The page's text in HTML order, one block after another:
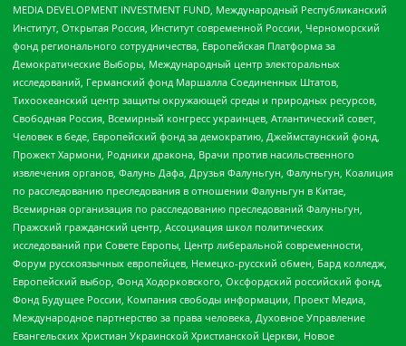
MEDIA DEVELOPMENT INVESTMENT FUND, Международный Республиканский
Институт, Открытая Россия, Институт современной России, Черноморский
фонд регионального сотрудничества, Европейская Платформа за
Демократические Выборы, Международный центр электоральных
исследований, Германский фонд Маршалла Соединенных Штатов,
Тихоокеанский центр защиты окружающей среды и природных ресурсов,
Свободная Россия, Всемирный конгресс украинцев, Атлантический совет,
Человек в беде, Европейский фонд за демократию, Джеймстаунский фонд,
Прожект Хармони, Родники дракона, Врачи против насильственного
извлечения органов, Фалунь Дафа, Друзья Фалуньгун, Фалуньгун, Коалиция
по расследованию преследования в отношении Фалуньгун в Китае,
Всемирная организация по расследованию преследований Фалуньгун,
Пражский гражданский центр, Ассоциация школ политических
исследований при Совете Европы, Центр либеральной современности,
Форум русскоязычных европейцев, Немецко-русский обмен, Бард колледж,
Европейский выбор, Фонд Ходорковского, Оксфордский российский фонд,
Фонд Будущее России, Компания свободы информации, Проект Медиа,
Международное партнерство за права человека, Духовное Управление
Евангельских Христиан Украинской Христианской Церкви, Новое